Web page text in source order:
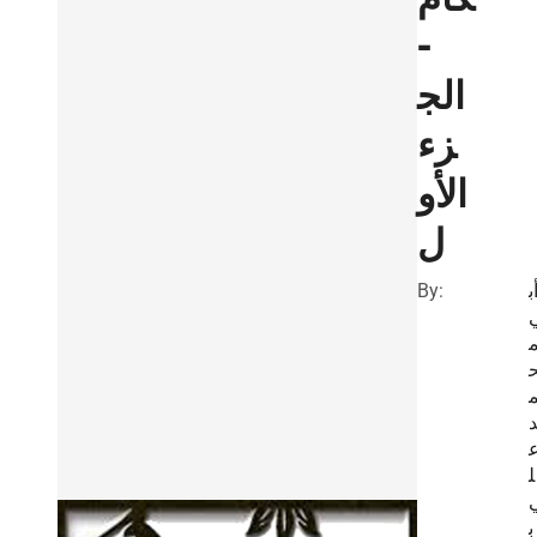
-
الج
زء
الأو
ل
By:
أب
د
ل
ب